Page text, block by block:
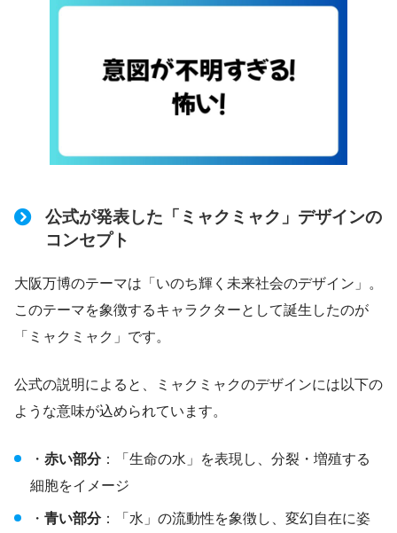
公式が発表した「ミャクミャク」デザインの
コンセプト
大阪万博のテーマは「いのち輝く未来社会のデザイン」。
このテーマを象徴するキャラクターとして誕生したのが
「ミャクミャク」です。
公式の説明によると、ミャクミャクのデザインには以下の
ような意味が込められています。
・ 赤い部分：「生命の水」を表現し、分裂・増殖する
細胞をイメージ
・ 青い部分：「水」の流動性を象徴し、変幻自在に姿